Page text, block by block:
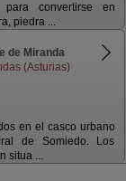
convertirse en
piedra ...
de Miranda
(Asturias)
en el casco urbano
de Somiedo. Los
situa ...